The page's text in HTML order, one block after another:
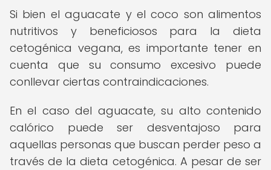
Si bien el aguacate y el coco son alimentos
nutritivos y beneficiosos para la dieta
cetogénica vegana, es importante tener en
cuenta que su consumo excesivo puede
conllevar ciertas contraindicaciones.
En el caso del aguacate, su alto contenido
calórico puede ser desventajoso para
aquellas personas que buscan perder peso a
través de la dieta cetogénica. A pesar de ser